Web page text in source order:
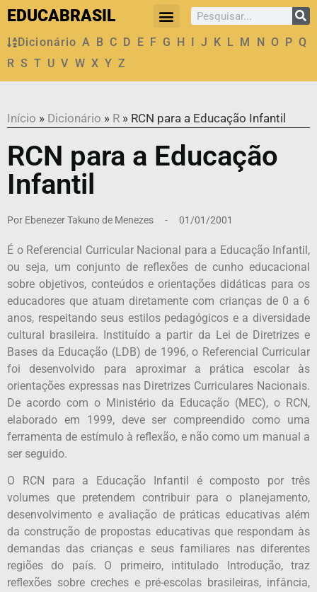
EDUCABRASIL
Dicionário A B C D E F G H I J K L M N O P Q
R S T U V W X Y Z
Início » Dicionário » R » RCN para a Educação Infantil
RCN para a Educação
Infantil
Por Ebenezer Takuno de Menezes - 01/01/2001
É o Referencial Curricular Nacional para a Educação Infantil,
ou seja, um conjunto de reflexões de cunho educacional
sobre objetivos, conteúdos e orientações didáticas para os
educadores que atuam diretamente com crianças de 0 a 6
anos, respeitando seus estilos pedagógicos e a diversidade
cultural brasileira. Instituído a partir da Lei de Diretrizes e
Bases da Educação (LDB) de 1996, o Referencial Curricular
foi desenvolvido para aproximar a prática escolar às
orientações expressas nas Diretrizes Curriculares Nacionais.
De acordo com o Ministério da Educação (MEC), o RCN,
elaborado em 1999, deve ser compreendido como uma
ferramenta de estímulo à reflexão, e não como um manual a
ser seguido.
O RCN para a Educação Infantil é composto por três
volumes que pretendem contribuir para o planejamento,
desenvolvimento e avaliação de práticas educativas além
da construção de propostas educativas que respondam às
demandas das crianças e seus familiares nas diferentes
regiões do país. O primeiro, intitulado Introdução, traz
reflexões sobre creches e pré-escolas brasileiras, infância,